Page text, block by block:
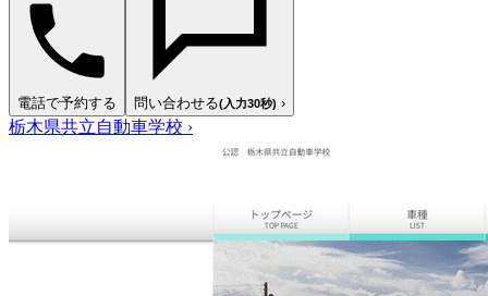
電話で予約する 問い合わせる(入力30秒) ›
栃木県共立自動車学校 ›